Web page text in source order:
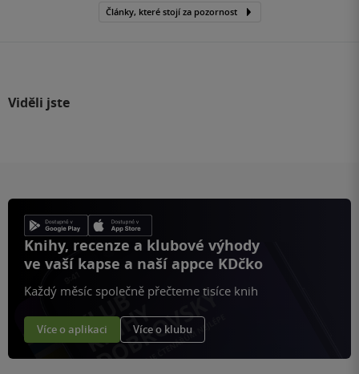
Články, které stojí za pozornost
Viděli jste
Knihy, recenze a klubové výhody
ve vaší kapse a naší appce KDčko
Každý měsíc společně přečteme tisíce knih
Více o aplikaci Více o klubu